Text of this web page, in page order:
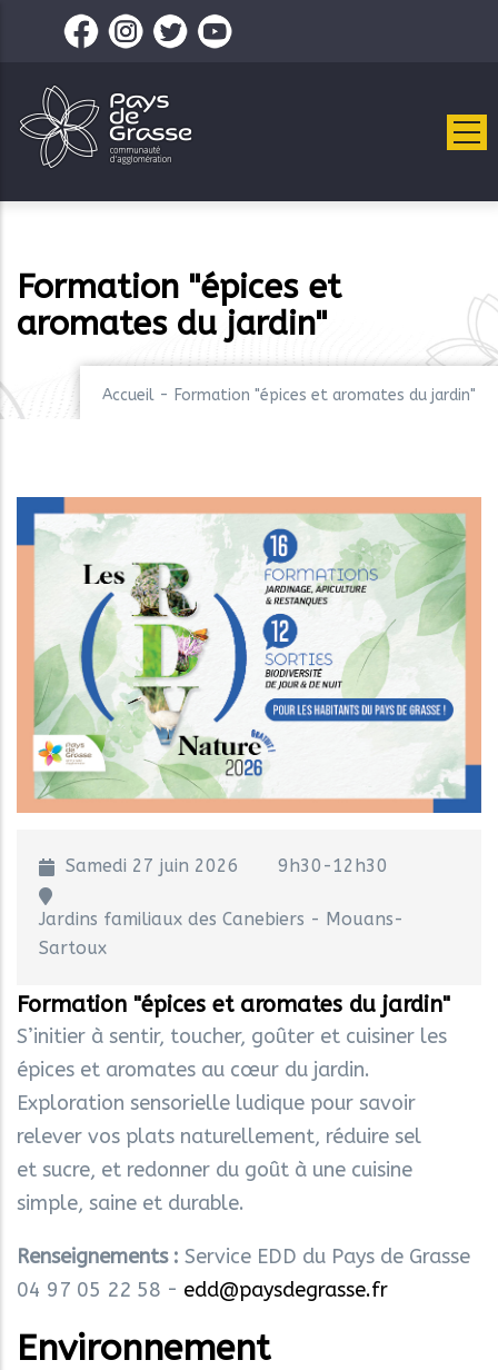
contenu
principal
Formation "épices et
aromates du jardin"
Accueil - Formation "épices et aromates du jardin"
Samedi 27 juin 2026 9h30-12h30
Jardins familiaux des Canebiers - Mouans-
Sartoux
Formation "épices et aromates du jardin"
S’initier à sentir, toucher, goûter et cuisiner les
épices et aromates au cœur du jardin.
Exploration sensorielle ludique pour savoir
relever vos plats naturellement, réduire sel
et sucre, et redonner du goût à une cuisine
simple, saine et durable.
Renseignements : Service EDD du Pays de Grasse
04 97 05 22 58 - edd@paysdegrasse.fr
Environnement